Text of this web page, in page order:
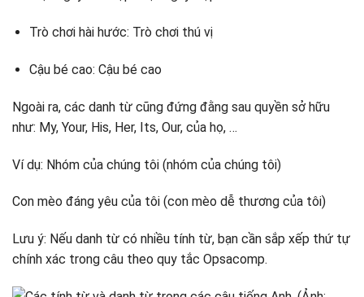
Trò chơi hài hước: Trò chơi thú vị
Cậu bé cao: Cậu bé cao
Ngoài ra, các danh từ cũng đứng đằng sau quyền sở hữu
như: My, Your, His, Her, Its, Our, của họ, …
Ví dụ: Nhóm của chúng tôi (nhóm của chúng tôi)
Con mèo đáng yêu của tôi (con mèo dễ thương của tôi)
Lưu ý: Nếu danh từ có nhiều tính từ, bạn cần sắp xếp thứ tự
chính xác trong câu theo quy tắc Opsacomp.